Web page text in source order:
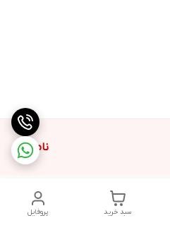
ناموجود
پروفایل سبد خرید